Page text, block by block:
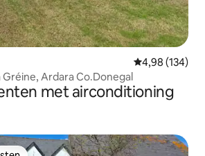
Gemiddelde
4,98 (134)
Gréine, Ardara Co.Donegal
met airconditioning